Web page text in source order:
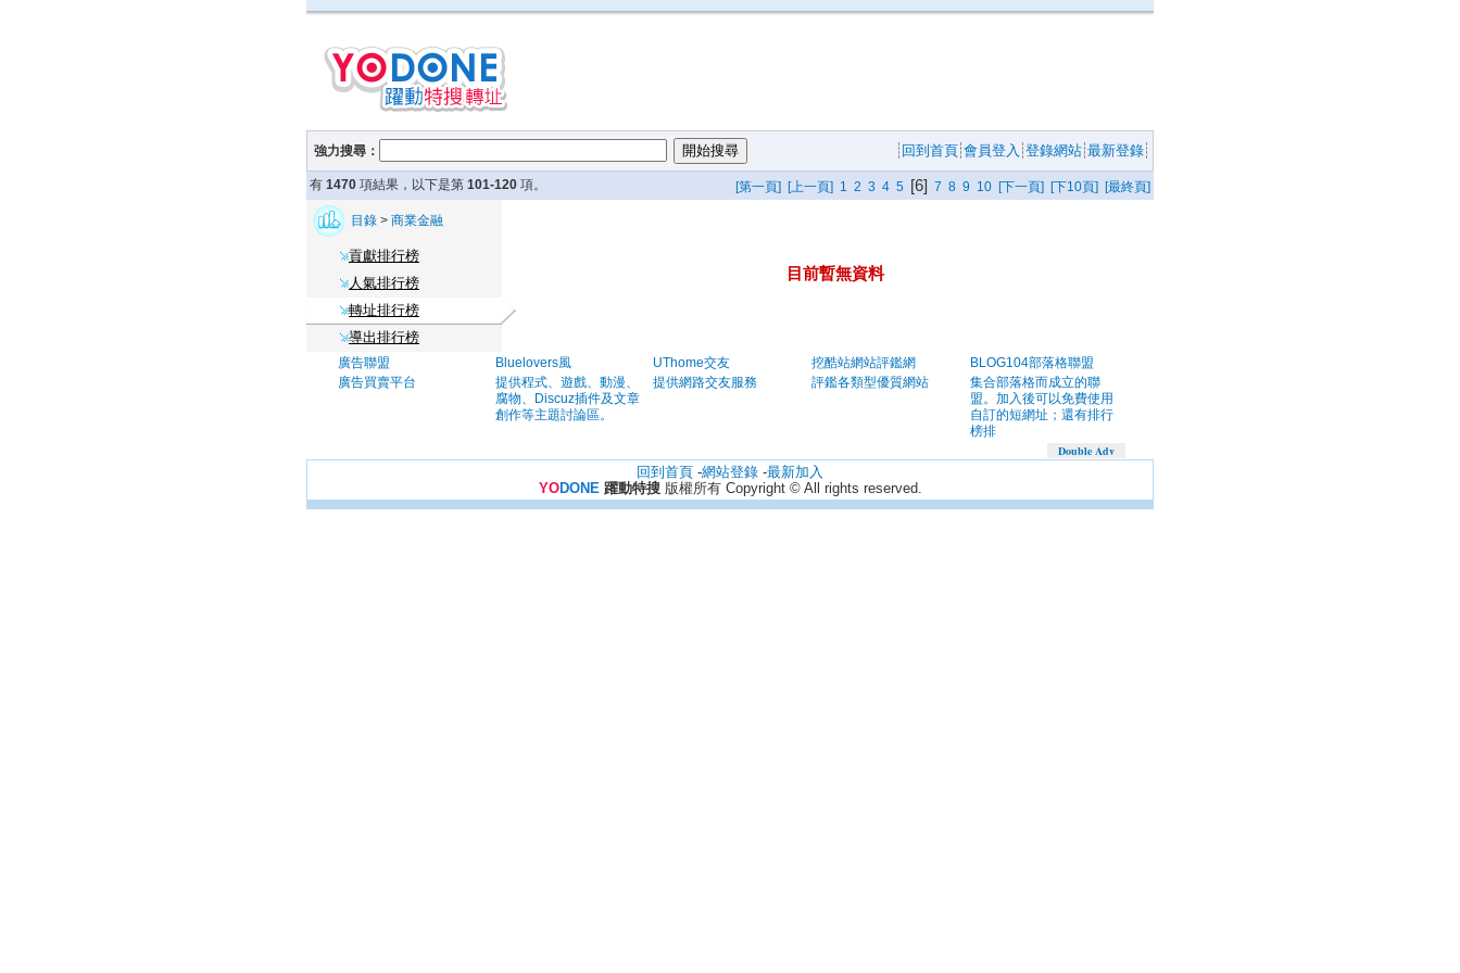
強力搜尋： 回到首頁 會員登入 登錄網站 最新登錄
有 1470 項結果，以下是第 101-120 項。 [第一頁] [上一頁] 1 2 3 4 5 [6] 7 8 9 10 [下一頁] [下10頁] [最終頁]
目錄 > 商業金融
貢獻排行榜
人氣排行榜
轉址排行榜
導出排行榜
目前暫無資料
廣告聯盟
廣告買賣平台
Bluelovers風
提供程式、遊戲、動漫、
腐物、Discuz插件及文章
創作等主題討論區。
UThome交友
提供網路交友服務
挖酷站網站評鑑網
評鑑各類型優質網站
BLOG104部落格聯盟
集合部落格而成立的聯
盟。加入後可以免費使用
自訂的短網址；還有排行
榜排
Double Adv
回到首頁 -網站登錄 -最新加入
YODONE 躍動特搜版權所有 Copyright © All rights reserved.